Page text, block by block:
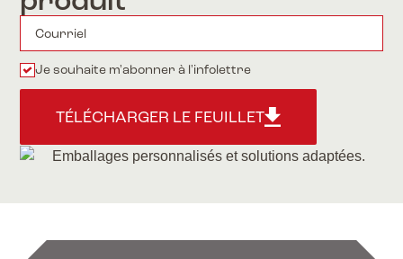
Je souhaite m'abonner à l'infolettre
TÉLÉCHARGER LE FEUILLET